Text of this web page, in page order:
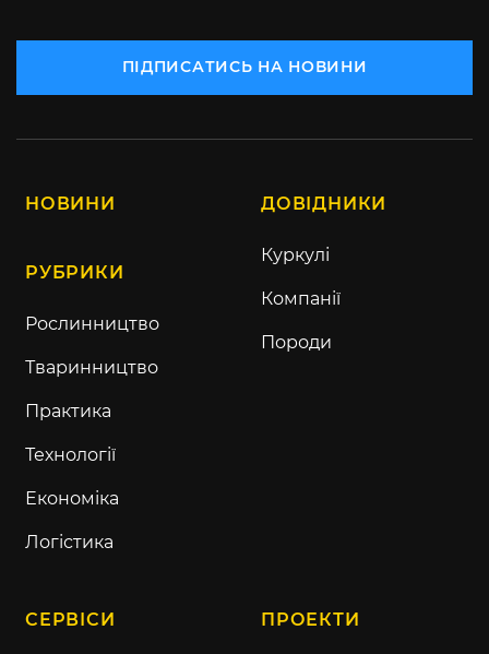
ПІДПИСАТИСЬ НА НОВИНИ
НОВИНИ
РУБРИКИ
Рослинництво
Тваринництво
Практика
Технології
Економіка
Логістика
ДОВІДНИКИ
Куркулі
Компанії
Породи
СЕРВІСИ ПРОЕКТИ